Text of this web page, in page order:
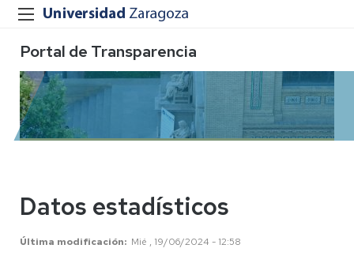
Portal de Transparencia
Datos estadísticos
Última modificación Mié , 19/06/2024 - 12:58